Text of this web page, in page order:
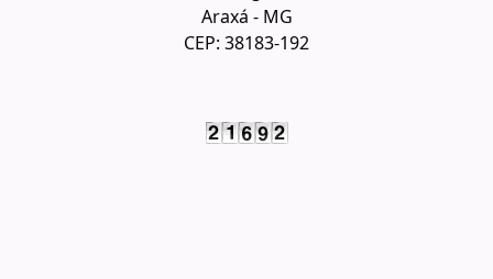
Araxá - MG
CEP: 38183-192